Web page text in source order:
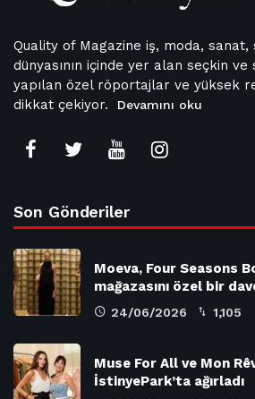
Quality of Magazine iş, moda,
dünyasının içinde yer alan seçkin
yapılan özel röportajlar ve yüksek
dikkat çekiyor.
Devamını oku
Son Gönderiler
Moeva, Four Seasons
mağazasını özel bir
24/06/2026 1,105
Muse For All ve Mon
İstinyePark’ta ağırladı